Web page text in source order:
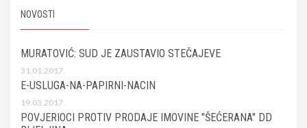
NOVOSTI
MURATOVIĆ: SUD JE ZAUSTAVIO STEČAJEVE
31.01.2017.
E-USLUGA-NA-PAPIRNI-NACIN
19.03.2017.
POVJERIOCI PROTIV PRODAJE IMOVINE "ŠEĆERANA" DD